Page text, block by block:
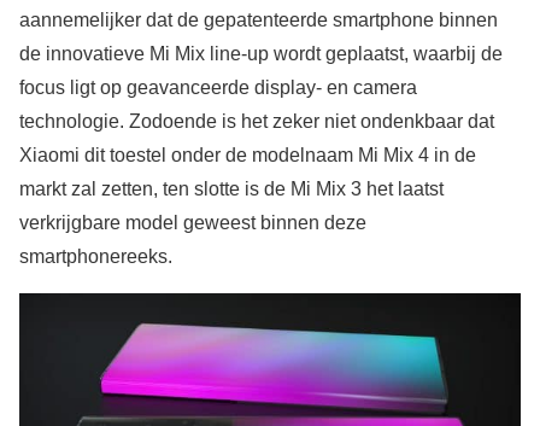
aannemelijker dat de gepatenteerde smartphone binnen
de innovatieve Mi Mix line-up wordt geplaatst, waarbij de
focus ligt op geavanceerde display- en camera
technologie. Zodoende is het zeker niet ondenkbaar dat
Xiaomi dit toestel onder de modelnaam Mi Mix 4 in de
markt zal zetten, ten slotte is de Mi Mix 3 het laatst
verkrijgbare model geweest binnen deze
smartphonereeks.